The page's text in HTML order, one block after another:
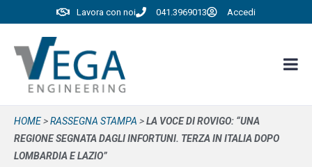
Lavora con noi 041.3969013 Accedi
HOME>RASSEGNA STAMPA >LA VOCE DI ROVIGO: “UNA
REGIONE SEGNATA DAGLI INFORTUNI. TERZA IN ITALIA DOPO
LOMBARDIA E LAZIO”